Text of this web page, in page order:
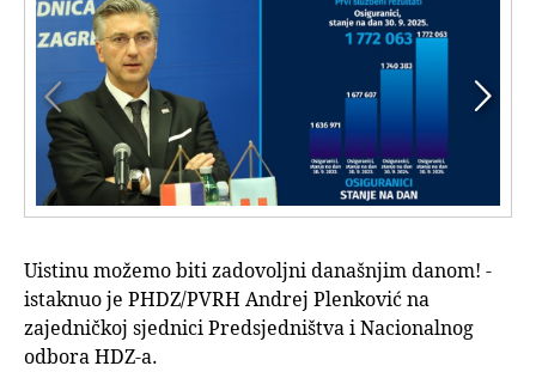


Uistinu možemo biti zadovoljni današnjim danom! -
istaknuo je PHDZ/PVRH Andrej Plenković na
zajedničkoj sjednici Predsjedništva i Nacionalnog
odbora HDZ-a.